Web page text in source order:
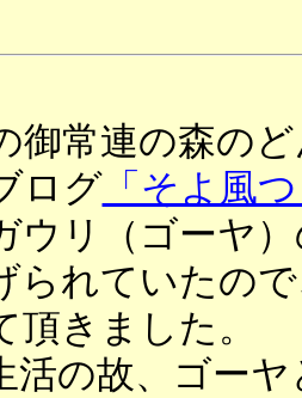
御常連の森の
ログ「そよ風
ウリ（ゴーヤ
られていたの
頂きました。
の故、ゴーヤ